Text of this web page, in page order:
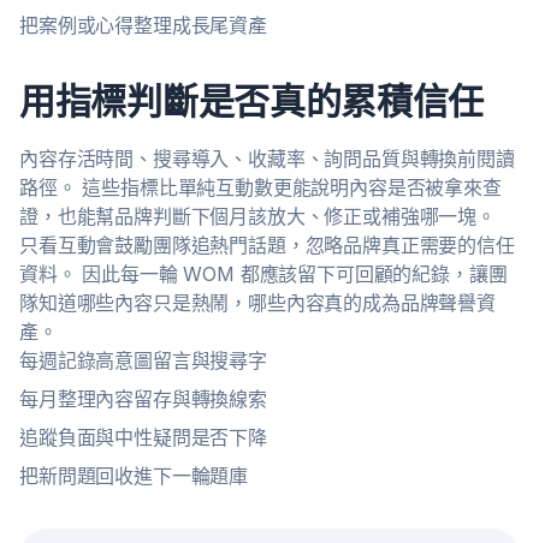
把案例或心得整理成長尾資產
用指標判斷是否真的累積信任
內容存活時間、搜尋導入、收藏率、詢問品質與轉換前閱讀
路徑。 這些指標比單純互動數更能說明內容是否被拿來查
證，也能幫品牌判斷下個月該放大、修正或補強哪一塊。
只看互動會鼓勵團隊追熱門話題，忽略品牌真正需要的信任
資料。 因此每一輪 WOM 都應該留下可回顧的紀錄，讓團
隊知道哪些內容只是熱鬧，哪些內容真的成為品牌聲譽資
產。
每週記錄高意圖留言與搜尋字
每月整理內容留存與轉換線索
追蹤負面與中性疑問是否下降
把新問題回收進下一輪題庫